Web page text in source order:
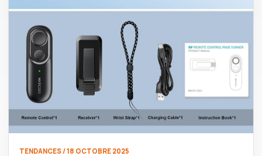
TENDANCES / 18 OCTOBRE 2025